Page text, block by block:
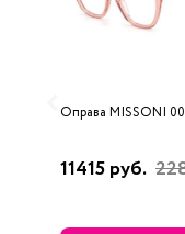
Оправа MISSONI
11415 руб.